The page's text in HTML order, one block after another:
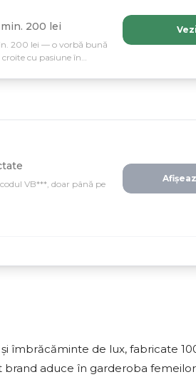
200 lei
200 lei — o vorbă bună
cu pasiune în
VB***, doar până pe
îmbrăcăminte de lux, fabricate
brand aduce în garderoba